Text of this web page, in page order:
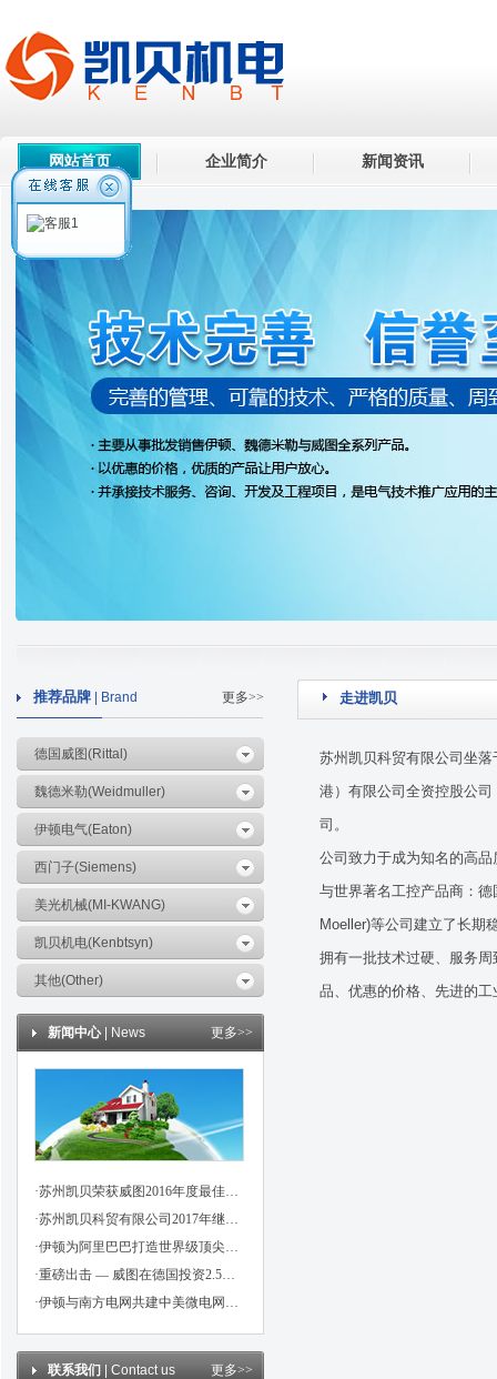
网站首页 企业简介 新闻资讯
更多>>
推荐品牌 | Brand
德国威图(Rittal)
魏德米勒(Weidmuller)
伊顿电气(Eaton)
西门子(Siemens)
美光机械(MI-KWANG)
凯贝机电(Kenbtsyn)
其他(Other)
更多>>
新闻中心| News
·苏州凯贝荣获威图2016年度最佳信用伙伴奖
·苏州凯贝科贸有限公司2017年继续成为威图，魏德米勒，伊顿代理商
·伊顿为阿里巴巴打造世界级顶尖数据中心
·重磅出击 — 威图在德国投资2.5亿欧元！
·伊顿与南方电网共建中美微电网示范项目
更多>>
联系我们 | Contact us
走进凯贝
苏州凯贝科贸有限公司坐
港）有限公司全资控股公
司。
公司致力于成为知名的高
与世界著名工控产品商：
Moeller)等公司建立了长期
拥有一批技术过硬、服务
品、优惠的价格、先进的